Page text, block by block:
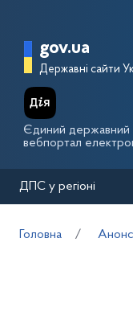
Головна
gov.ua
Державні сайти
Єдиний державний
вебпортал
ДПС у регіоні
Головна